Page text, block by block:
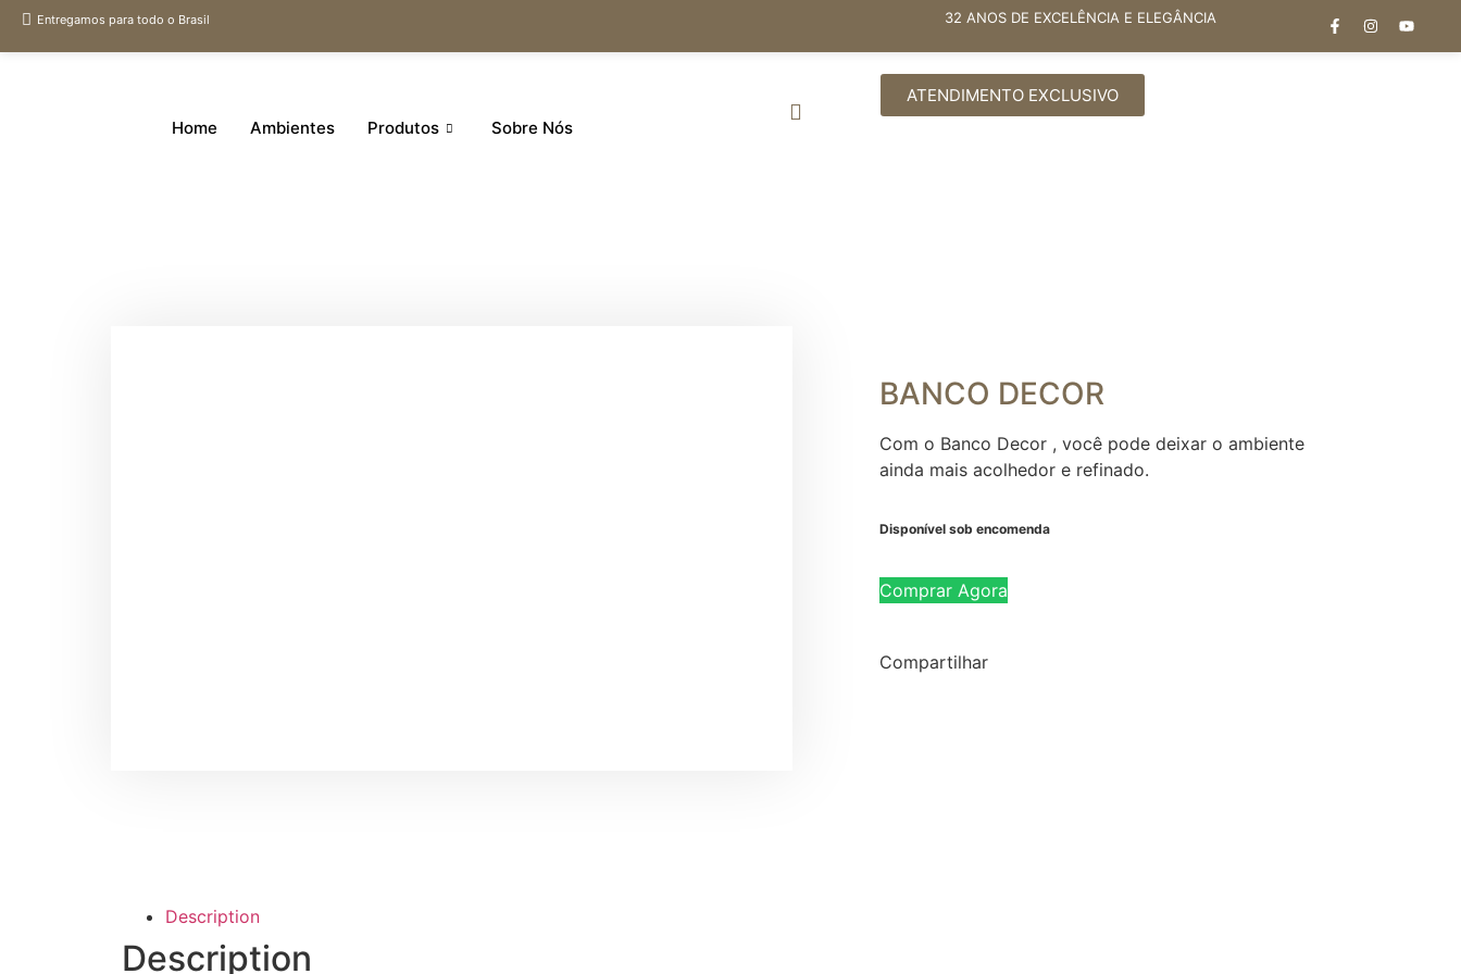
Entregamos para todo o Brasil 32 ANOS DE EXCELÊNCIA E ELEGÂNCIA
Home Ambientes Produtos Sobre Nós
ATENDIMENTO EXCLUSIVO
BANCO DECOR
Com o Banco Decor , você pode deixar o ambiente
ainda mais acolhedor e refinado.
Disponível sob encomenda
Comprar Agora
Compartilhar
Description
Description